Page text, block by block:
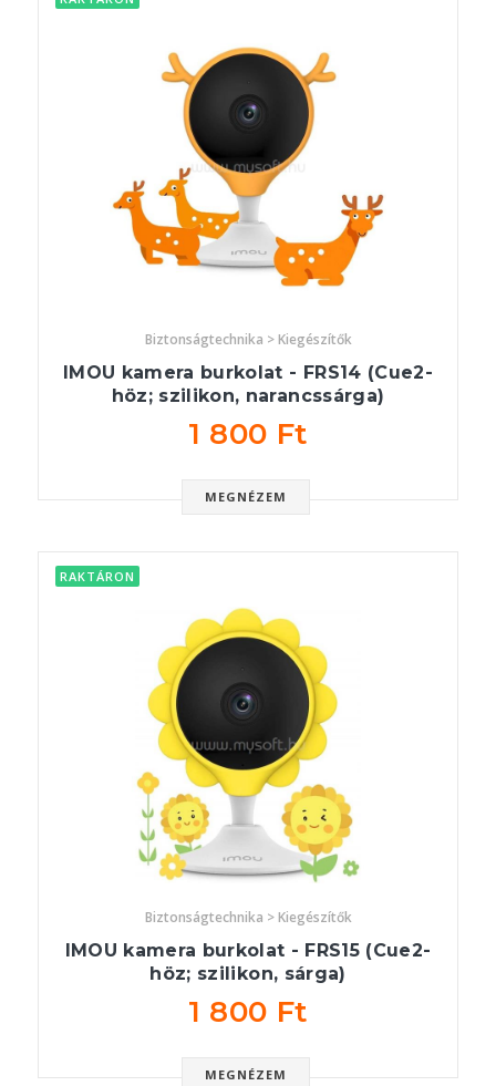
Biztonságtechnika > Kiegészítők
IMOU kamera burkolat - FRS14 (Cue2-
höz; szilikon, narancssárga)
1 800 Ft
MEGNÉZEM
RAKTÁRON
Biztonságtechnika > Kiegészítők
IMOU kamera burkolat - FRS15 (Cue2-
höz; szilikon, sárga)
1 800 Ft
MEGNÉZEM